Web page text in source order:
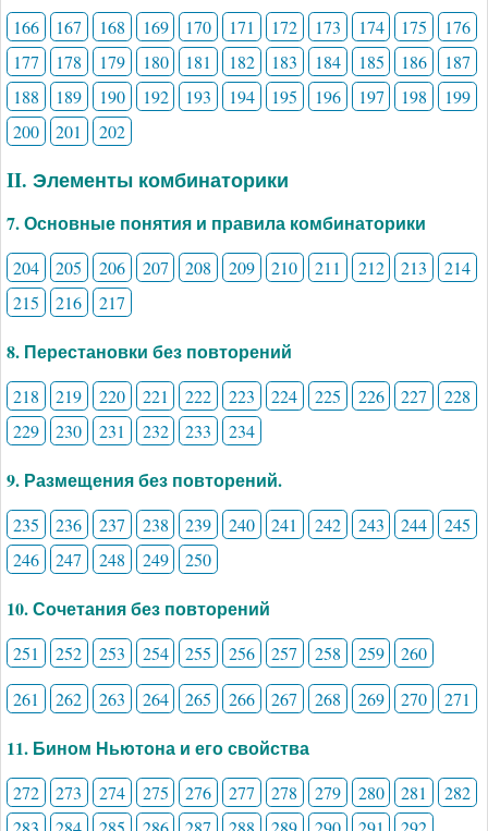
166 167 168 169 170 171 172 173 174 175
176
177
178 179 180 181 182 183 184 185 186
187
188
189 190 192 193 194 195 196 197 198
199
200
201 202
II. Элементы комбинаторики
7. Основные понятия и правила комбинаторики
204 205 206 207 208 209 210 211 212 213
214
215
216 217
8. Перестановки без повторений
218 219 220 221 222 223 224 225 226 227
228
229
230 231 232 233 234
9. Размещения без повторений.
235 236 237 238 239 240 241 242 243 244
245
246
247 248 249 250
10. Сочетания без повторений
251 252 253 254 255 256 257 258 259
260
261
262 263 264 265 266 267 268 269 270 271
11. Бином Ньютона и его свойства
272 273 274 275 276 277 278 279 280 281
282